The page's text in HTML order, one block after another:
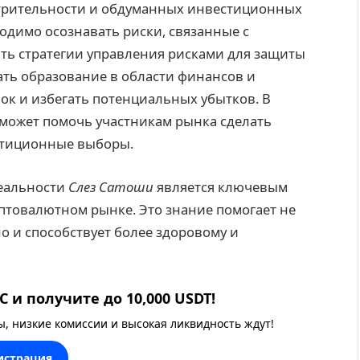
и обдуманных инвестиционных
осознавать риски, связанные с
стратегии управления рисками для защиты
образование в области финансов и
и избегать потенциальных убытков. В
помочь участникам рынка сделать
выборы.
Слез Сатоши является ключевым
рынке. Это знание помогает не
и способствует более здоровому и
и получите до 10,000 USDT!
комиссии и высокая ликвидность ждут!